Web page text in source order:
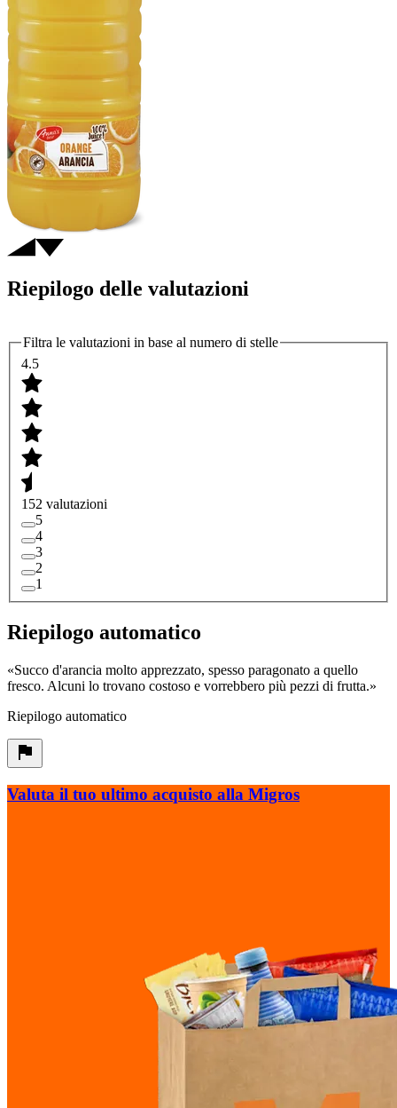
Riepilogo delle valutazioni
Filtra le valutazioni in base al numero di stelle
4.5
152 valutazioni
5
4
3
2
1
Riepilogo automatico
«Succo d'arancia molto apprezzato, spesso paragonato a quello
fresco. Alcuni lo trovano costoso e vorrebbero più pezzi di frutta.»
Riepilogo automatico
Valuta il tuo ultimo acquisto alla Migros